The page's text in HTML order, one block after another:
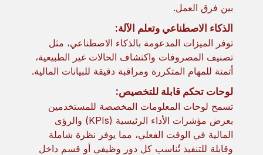
بين فرق العمل.
الذكاء الاصطناعي وتعلم الآلة:
توفر الميزات المدعومة بالذكاء الاصطناعي، مثل
تصنيف المصروفات واكتشاف الحالات غير الطبيعية،
أتمتة للمهام المتكررة ومراقبة دقيقة للبيانات المالية.
لوحات تحكم قابلة للتخصيص:
تسمح لوحات المعلومات المخصصة للمستخدمين
بعرض مؤشرات الأداء الرئيسية (KPIs) والرؤى
المالية في الوقت الفعلي، مما يوفر نظرة شاملة
وقابلة للتنفيذ تُناسب كل دور وظيفي أو قسم داخل